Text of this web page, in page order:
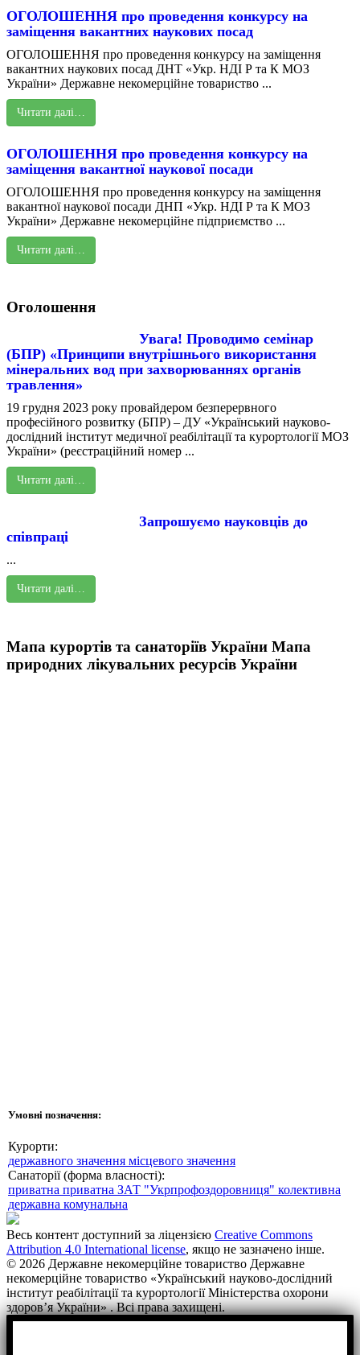
ОГОЛОШЕННЯ про проведення конкурсу на
заміщення вакантних наукових посад
ОГОЛОШЕННЯ про проведення конкурсу на заміщення
вакантних наукових посад ДНТ «Укр. НДІ Р та К МОЗ
України» Державне некомерційне товариство ...
Читати далі…
ОГОЛОШЕННЯ про проведення конкурсу на
заміщення вакантної наукової посади
ОГОЛОШЕННЯ про проведення конкурсу на заміщення
вакантної наукової посади ДНП «Укр. НДІ Р та К МОЗ
України» Державне некомерційне підприємство ...
Читати далі…
Оголошення
Увага! Проводимо семінар
(БПР) «Принципи внутрішнього використання
мінеральних вод при захворюваннях органів
травлення»
19 грудня 2023 року провайдером безперервного
професійного розвитку (БПР) – ДУ «Український науково-
дослідний інститут медичної реабілітації та курортології МОЗ
України» (реєстраційний номер ...
Читати далі…
Запрошуємо науковців до
співпраці
...
Читати далі…
Мапа курортів та санаторіїв України Мапа
природних лікувальних ресурсів України
Умовні позначення:
Курорти:
державного значення місцевого значення
Санаторії (форма власності):
приватна приватна ЗАТ "Укрпрофоздоровниця" колективна
державна комунальна
Весь контент доступний за ліцензією Creative Commons
Attribution 4.0 International license, якщо не зазначено інше.
© 2026 Державне некомерційне товариство Державне
некомерційне товариство «Український науково-дослідний
інститут реабілітації та курортології Міністерства охорони
здоров’я України» . Всі права захищені.